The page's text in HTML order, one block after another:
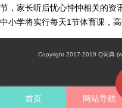
节，家长听后忧心忡忡相关的资
中小学将实行每天1节体育课，
首页 网站导航
Copyright 2017-2019 Q词典